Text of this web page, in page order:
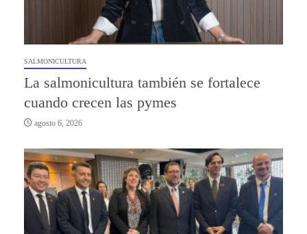
SALMONICULTURA
La salmonicultura también se fortalece
cuando crecen las pymes
agosto 6, 2026